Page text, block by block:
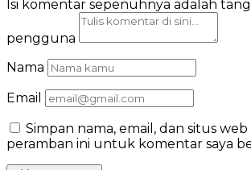
Isi komentar sepenuhnya adalah
pengguna
Nama
Email
Simpan nama, email, dan situs web
peramban ini untuk komentar saya